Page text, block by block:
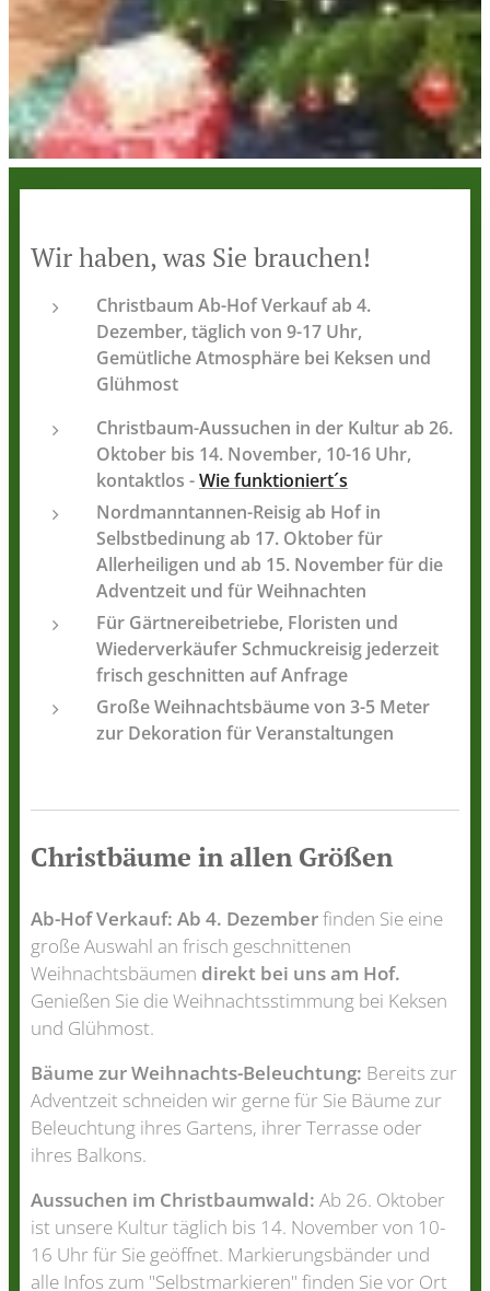
Wir haben, was Sie brauchen!
Christbaum Ab-Hof Verkauf ab 4.
Dezember, täglich von 9-17 Uhr,
Gemütliche Atmosphäre bei Keksen und
Glühmost
Christbaum-Aussuchen in der Kultur ab 26.
Oktober bis 14. November, 10-16 Uhr,
kontaktlos -Wie funktioniert´s
Nordmanntannen-Reisig ab Hof in
Selbstbedinung ab 17. Oktober für
Allerheiligen und ab 15. November für die
Adventzeit und für Weihnachten
Für Gärtnereibetriebe, Floristen und
Wiederverkäufer Schmuckreisig jederzeit
frisch geschnitten auf Anfrage
Große Weihnachtsbäume von 3-5 Meter
zur Dekoration für Veranstaltungen
Christbäume in allen Größen
Ab-Hof Verkauf: Ab 4. Dezemberfinden Sie eine
große Auswahl an frisch geschnittenen
Weihnachtsbäumen direkt bei uns am Hof.
Genießen Sie die Weihnachtsstimmung bei Keksen
und Glühmost.
Bäume zur Weihnachts-Beleuchtung: Bereits zur
Adventzeit schneiden wir gerne für Sie Bäume zur
Beleuchtung ihres Gartens, ihrer Terrasse oder
ihres Balkons.
Aussuchen im Christbaumwald: Ab 26. Oktober
ist unsere Kultur täglich bis 14. November von 10-
16 Uhr für Sie geöffnet. Markierungsbänder und
alle Infos zum "Selbstmarkieren" finden Sie vor Ort